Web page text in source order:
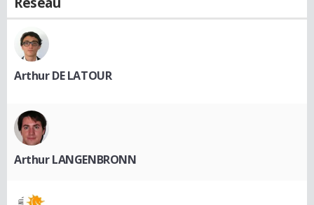
Arthur DE LATOUR
Arthur LANGENBRONN